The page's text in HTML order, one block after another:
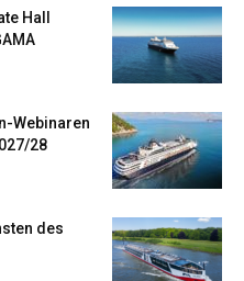
Hall
Webinaren
28
des